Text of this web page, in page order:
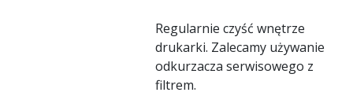
Regularnie czyść wnętrze
drukarki. Zalecamy używanie
odkurzacza serwisowego z
filtrem.